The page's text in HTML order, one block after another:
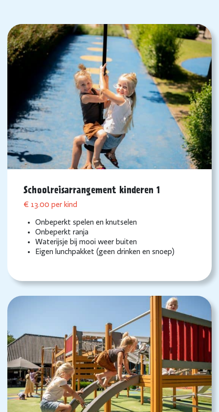
Schoolreisarrangement kinderen 1
€ 13.00 per kind
Onbeperkt spelen en knutselen
Onbeperkt ranja
Waterijsje bij mooi weer buiten
Eigen lunchpakket (geen drinken en snoep)